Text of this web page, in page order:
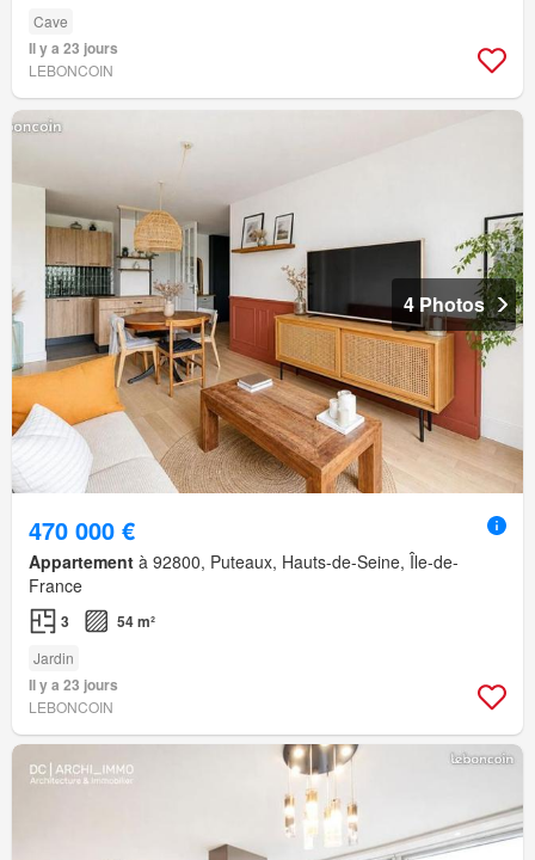
Cave
Il y a 23 jours
LEBONCOIN
4 Photos
470 000 €
Appartement à 92800, Puteaux, Hauts-de-Seine, Île-de-
France
3 54 m²
Jardin
Il y a 23 jours
LEBONCOIN